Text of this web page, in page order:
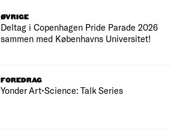
ØVRIGE
Deltag i Copenhagen Pride Parade 2026
sammen med Københavns Universitet!
FOREDRAG
Yonder Art•Science: Talk Series